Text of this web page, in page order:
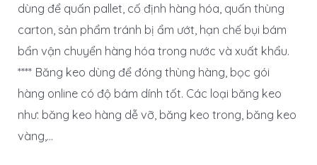
dùng để quấn pallet, cố định hàng hóa, quấn thùng
carton, sản phẩm tránh bị ẩm ướt, hạn chế bụi bám
bẩn vận chuyển hàng hóa trong nước và xuất khẩu.
**** Băng keo dùng để đóng thùng hàng, bọc gói
hàng online có độ bám dính tốt. Các loại băng keo
như: băng keo hàng dễ vỡ, băng keo trong, băng keo
vàng,…